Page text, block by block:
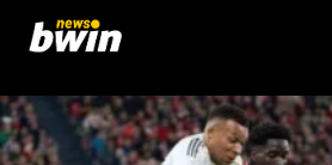
contenuto